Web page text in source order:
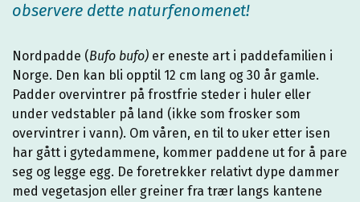
observere dette naturfenomenet!
Nordpadde (Bufo bufo) er eneste art i paddefamilien i
Norge. Den kan bli opptil 12 cm lang og 30 år gamle.
Padder overvintrer på frostfrie steder i huler eller
under vedstabler på land (ikke som frosker som
overvintrer i vann). Om våren, en til to uker etter isen
har gått i gytedammene, kommer paddene ut for å pare
seg og legge egg. De foretrekker relativt dype dammer
med vegetasjon eller greiner fra trær langs kantene